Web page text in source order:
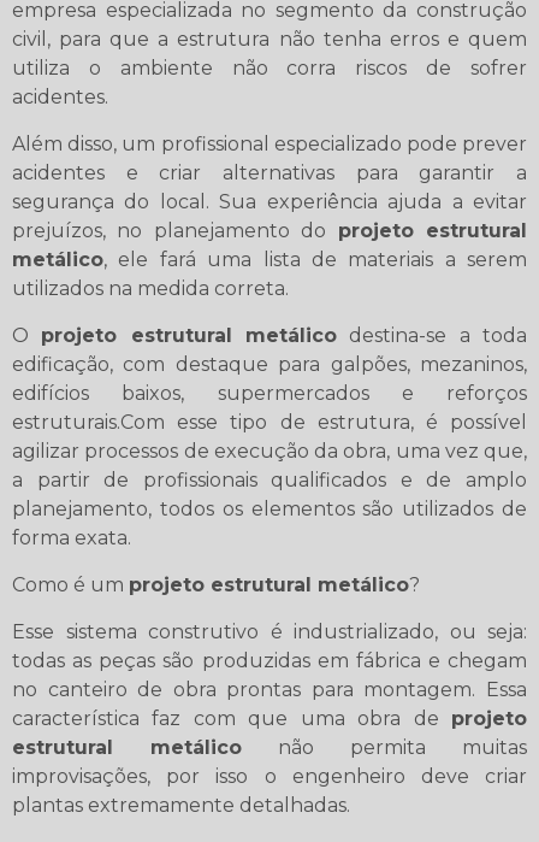
empresa especializada no segmento da construção
civil, para que a estrutura não tenha erros e quem
utiliza o ambiente não corra riscos de sofrer
acidentes.
Além disso, um profissional especializado pode prever
acidentes e criar alternativas para garantir a
segurança do local. Sua experiência ajuda a evitar
prejuízos, no planejamento do projeto estrutural
metálico, ele fará uma lista de materiais a serem
utilizados na medida correta.
O projeto estrutural metálico destina-se a toda
edificação, com destaque para galpões, mezaninos,
edifícios baixos, supermercados e reforços
estruturais.Com esse tipo de estrutura, é possível
agilizar processos de execução da obra, uma vez que,
a partir de profissionais qualificados e de amplo
planejamento, todos os elementos são utilizados de
forma exata.
Como é um projeto estrutural metálico?
Esse sistema construtivo é industrializado, ou seja:
todas as peças são produzidas em fábrica e chegam
no canteiro de obra prontas para montagem. Essa
característica faz com que uma obra de projeto
estrutural metálico não permita muitas
improvisações, por isso o engenheiro deve criar
plantas extremamente detalhadas.